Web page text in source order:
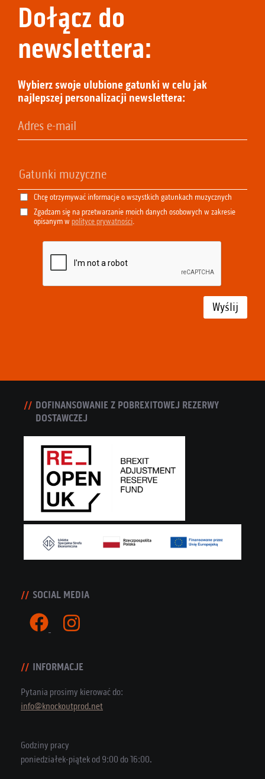
Dołącz do
newslettera:
Wybierz swoje ulubione gatunki w celu jak
najlepszej personalizacji newslettera:
Chcę otrzymywać informacje o wszystkich gatunkach muzycznych
Zgadzam się na przetwarzanie moich danych osobowych w zakresie
opisanym w polityce prywatności.
Wyślij
DOFINANSOWANIE Z POBREXITOWEJ REZERWY
DOSTAWCZEJ
SOCIAL MEDIA
INFORMACJE
Pytania prosimy kierować do:
info@knockoutprod.net
Godziny pracy
poniedziałek-piątek od 9:00 do 16:00.